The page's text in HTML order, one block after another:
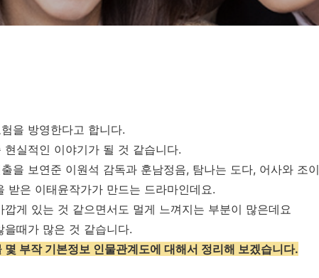
을 방영한다고 합니다.
실적인 이야기가 될 것 같습니다.
을 보연준 이원석 감독과 훈남정음, 탐나는 도다, 어사와 조이
받은 이태윤작가가 만드는 드라마인데요.
게 있는 것 같으면서도 멀게 느껴지는 부분이 많은데요
때가 많은 것 같습니다.
부작 기본정보 인물관계도에 대해서 정리해 보겠습니다.